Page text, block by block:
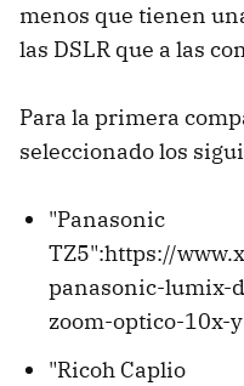
menos que tienen
las DSLR que a las
Para la primera
seleccionado los
"Panasonic
TZ5":https://
panasonic-lumix-
zoom-optico-10x-
"Ricoh Caplio